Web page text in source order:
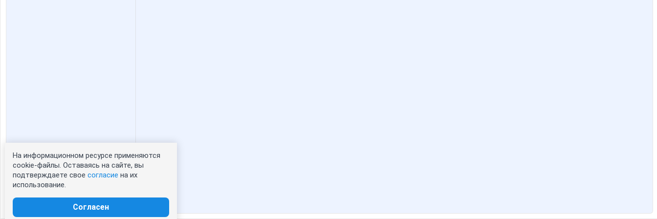
Статистика портрета:
сейчас просматривают портрет - 0
зарегистрированные пользователи
На информационном ресурсе применяются
cookie-файлы. Оставаясь на сайте, вы
подтверждаете свое согласие на их
использование.
Согласен